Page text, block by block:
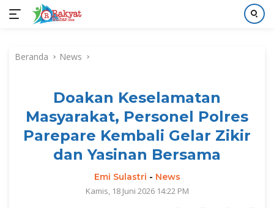
kontenBeranda News
Doakan Keselamatan
Masyarakat, Personel Polres
Parepare Kembali Gelar Zikir
dan Yasinan Bersama
Emi Sulastri - News
Kamis, 18 Juni 2026 14:22 PM